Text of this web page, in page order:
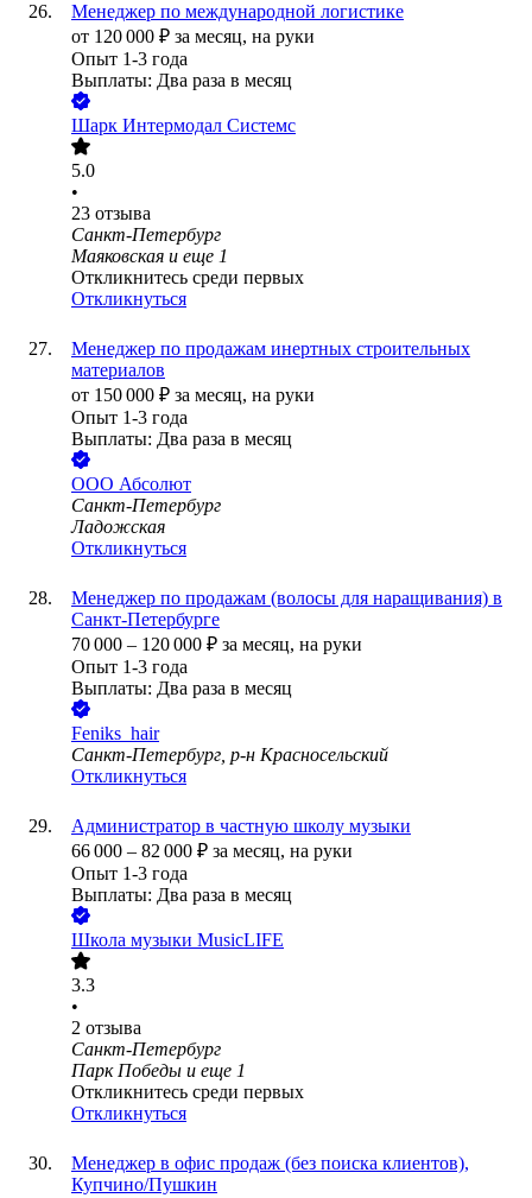
Менеджер по международной логистике
от 120 000 ₽ за месяц, на руки
Опыт 1-3 года
Выплаты: Два раза в месяц
Шарк Интермодал Системс
5.0
•
23 отзыва
Санкт-Петербург
Маяковская и еще 1
Откликнитесь среди первых
Откликнуться
Менеджер по продажам инертных строительных
материалов
от 150 000 ₽ за месяц, на руки
Опыт 1-3 года
Выплаты: Два раза в месяц
ООО Абсолют
Санкт-Петербург
Ладожская
Откликнуться
Менеджер по продажам (волосы для наращивания) в
Санкт-Петербурге
70 000 – 120 000 ₽ за месяц, на руки
Опыт 1-3 года
Выплаты: Два раза в месяц
Feniks_hair
Санкт-Петербург, р-н Красносельский
Откликнуться
Администратор в частную школу музыки
66 000 – 82 000 ₽ за месяц, на руки
Опыт 1-3 года
Выплаты: Два раза в месяц
Школа музыки MusicLIFE
3.3
•
2 отзыва
Санкт-Петербург
Парк Победы и еще 1
Откликнитесь среди первых
Откликнуться
Менеджер в офис продаж (без поиска клиентов),
Купчино/Пушкин